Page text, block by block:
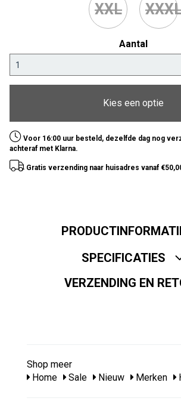
XXL
Aantal
Kies een optie
Voor 16:00 uur besteld, dezelfde dag nog
achteraf met Klarna.
Gratis verzending naar huisadres vanaf
SPECIFICATIES
VERZENDING EN
Shop meer
Home
Sale Nieuw Merken